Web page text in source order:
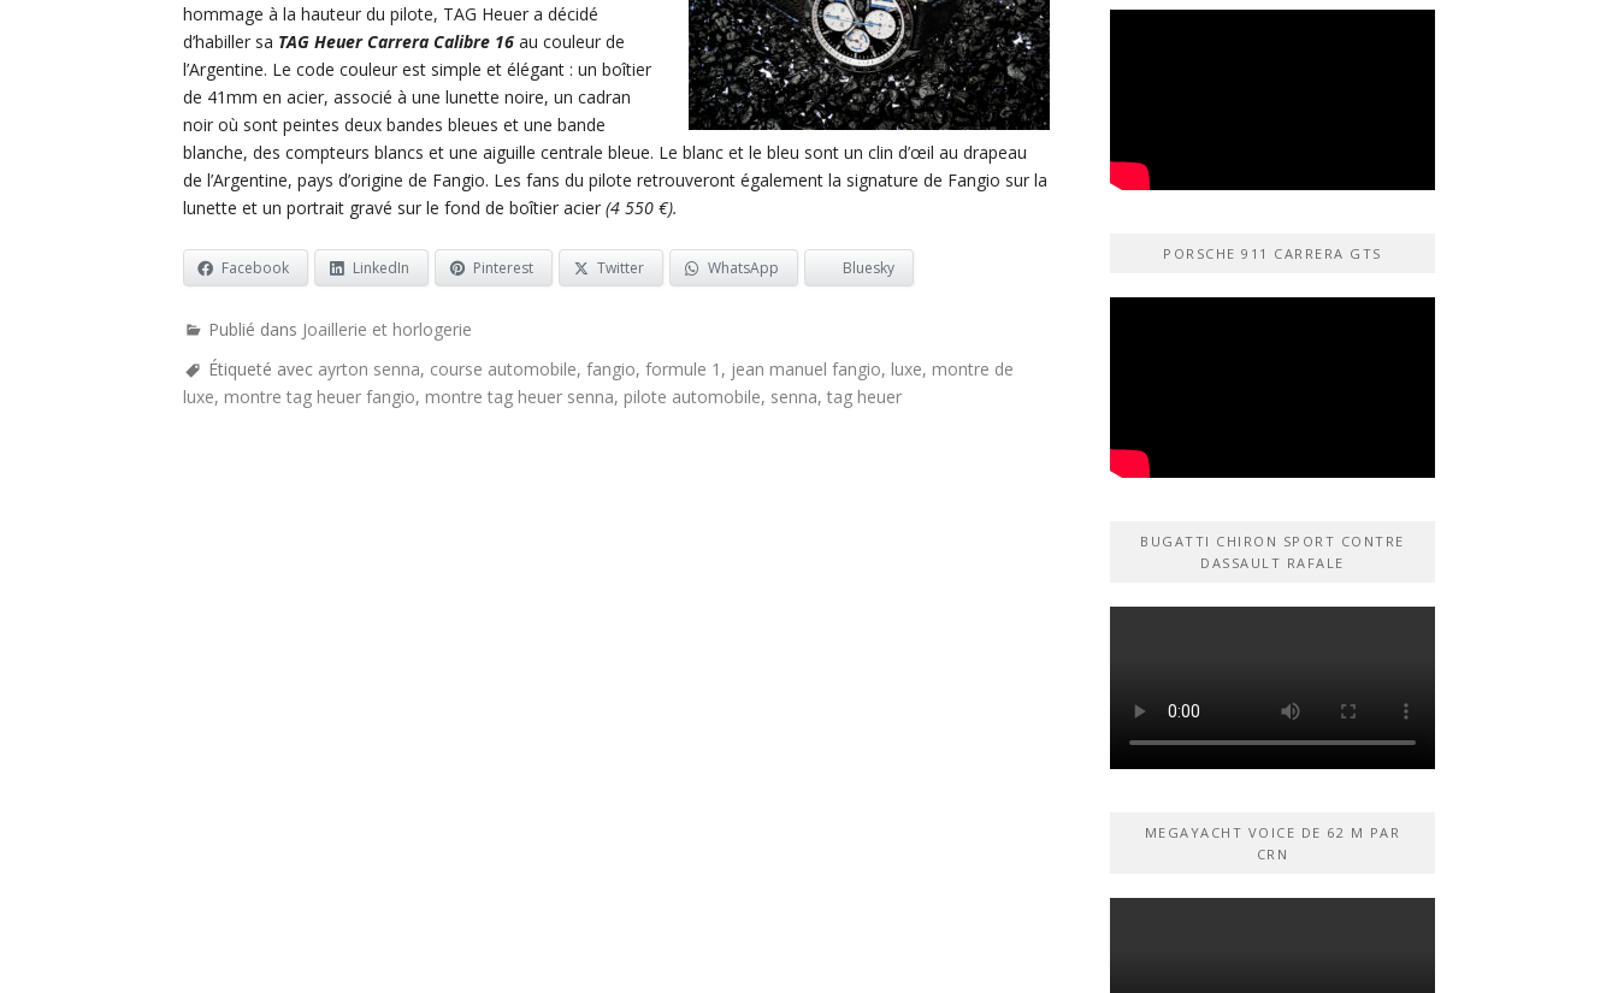
hommage à la hauteur du pilote, TAG Heuer a décidé
d’habiller sa TAG Heuer Carrera Calibre 16 au couleur de
l’Argentine. Le code couleur est simple et élégant : un boîtier
de 41mm en acier, associé à une lunette noire, un cadran
noir où sont peintes deux bandes bleues et une bande
blanche, des compteurs blancs et une aiguille centrale bleue. Le blanc et le bleu sont un clin d’œil au drapeau
de l’Argentine, pays d’origine de Fangio. Les fans du pilote retrouveront également la signature de Fangio sur la
lunette et un portrait gravé sur le fond de boîtier acier (4 550 €).
Facebook LinkedIn Pinterest Twitter WhatsApp Bluesky
Publié dans Joaillerie et horlogerie
Étiqueté avec ayrton senna, course automobile, fangio, formule 1 , jean manuel fangio, luxe, montre de
luxe, montre tag heuer fangio, montre tag heuer senna, pilote automobile, senna, tag heuer
PORSCHE 911 CARRERA GTS
BUGATTI CHIRON SPORT CONTRE
DASSAULT RAFALE
MEGAYACHT VOICE DE 62 M PAR
CRN